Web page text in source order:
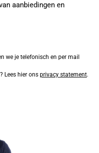
aanbiedingen en
we je telefonisch en per mail
Lees hier ons privacy statement.